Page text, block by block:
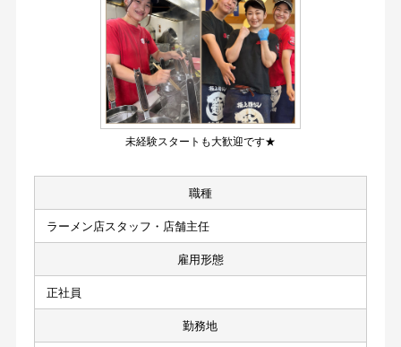
未経験スタートも大歓迎です★
職種
ラーメン店スタッフ・店舗主任
雇用形態
正社員
勤務地